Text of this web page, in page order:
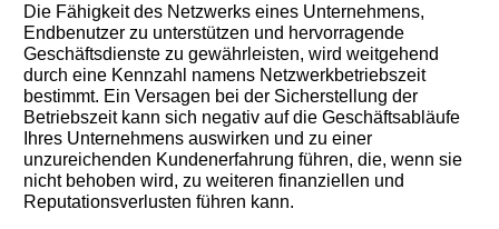
Die Fähigkeit des Netzwerks eines Unternehmens,
Endbenutzer zu unterstützen und hervorragende
Geschäftsdienste zu gewährleisten, wird weitgehend
durch eine Kennzahl namens Netzwerkbetriebszeit
bestimmt. Ein Versagen bei der Sicherstellung der
Betriebszeit kann sich negativ auf die Geschäftsabläufe
Ihres Unternehmens auswirken und zu einer
unzureichenden Kundenerfahrung führen, die, wenn sie
nicht behoben wird, zu weiteren finanziellen und
Reputationsverlusten führen kann.